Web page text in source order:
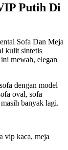
Putih Di
Sofa Dan Meja
kulit sintetis
mewah, elegan
dengan model
oval, sofa
banyak lagi.
vip kaca, meja